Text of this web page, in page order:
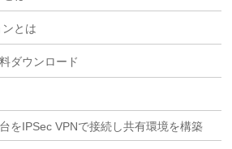
とは
ダウンロード
をIPSec VPNで接続し共有環境を構築